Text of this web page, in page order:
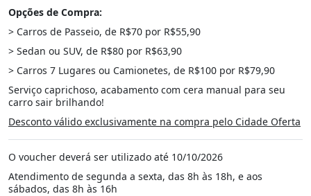
Opções de Compra:
> Carros de Passeio, de R$70 por R$55,90
> Sedan ou SUV, de R$80 por R$63,90
> Carros 7 Lugares ou Camionetes, de R$100 por R$79,90
Serviço caprichoso, acabamento com cera manual para seu
carro sair brilhando!
Desconto válido exclusivamente na compra pelo Cidade Oferta
O voucher deverá ser utilizado até 10/10/2026
Atendimento de segunda a sexta, das 8h às 18h, e aos
sábados, das 8h às 16h